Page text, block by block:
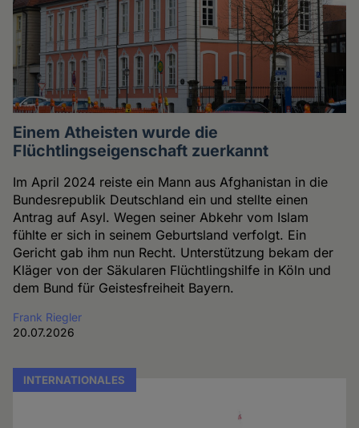
Einem Atheisten wurde die
Flüchtlingseigenschaft zuerkannt
Im April 2024 reiste ein Mann aus Afghanistan in die
Bundesrepublik Deutschland ein und stellte einen
Antrag auf Asyl. Wegen seiner Abkehr vom Islam
fühlte er sich in seinem Geburtsland verfolgt. Ein
Gericht gab ihm nun Recht. Unterstützung bekam der
Kläger von der Säkularen Flüchtlingshilfe in Köln und
dem Bund für Geistesfreiheit Bayern.
Frank Riegler
20.07.2026
INTERNATIONALES